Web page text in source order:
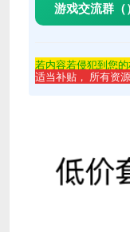
游戏交流群（
若内容若侵犯到您
适当补贴， 所有资